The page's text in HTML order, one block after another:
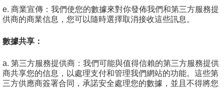
e. 商業宣傳：我們使您的數據來對你發佈我們和第三方服務提
供商的商業信息，您可以隨時選擇取消接收這些訊息。
數據共享：
a. 第三方服務提供商：我們可能與值得信賴的第三方服務提供
商共享您的信息，以處理支付和管理我們網站的功能。這些第
三方供應商簽署合同，承諾安全處理您的數據，並且不得將您